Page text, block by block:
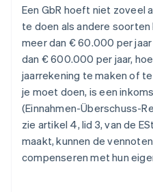
Een GbR hoeft niet zoveel
te doen als andere
meer dan € 60.000 per
dan € 600.000 per jaar,
jaarrekening te maken of
je moet doen, is een
(Einnahmen-Überschuss-
zie artikel 4, lid 3, van de
maakt, kunnen de
compenseren met hun